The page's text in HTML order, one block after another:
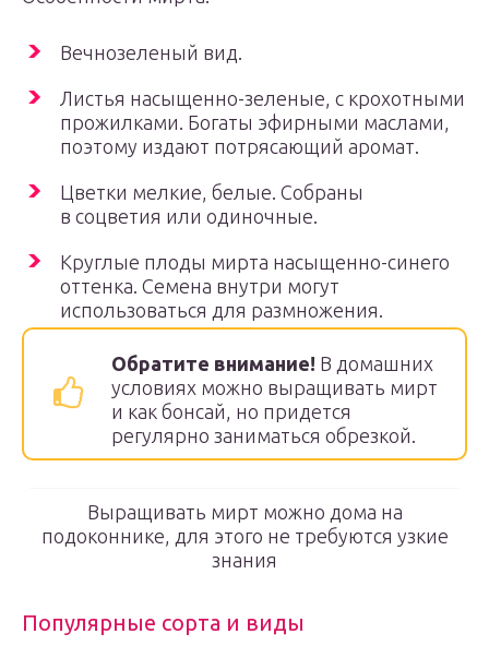
Вечнозеленый вид.
Листья насыщенно-зеленые, с крохотными
прожилками. Богаты эфирными маслами,
поэтому издают потрясающий аромат.
Цветки мелкие, белые. Собраны
в соцветия или одиночные.
Круглые плоды мирта насыщенно-синего
оттенка. Семена внутри могут
использоваться для размножения.
Обратите внимание! В домашних
условиях можно выращивать мирт
и как бонсай, но придется
регулярно заниматься обрезкой.
Выращивать мирт можно дома на
подоконнике, для этого не требуются узкие
знания
Популярные сорта и виды